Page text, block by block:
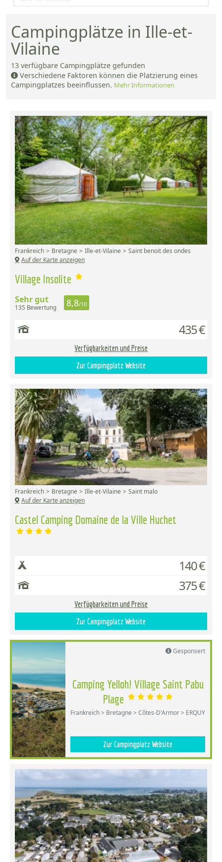
Campingplätze in Ille-et-
Vilaine
13 verfügbare Campingplätze gefunden
Verschiedene Faktoren können die Platzierung eines
Campingplatzes beeinflussen. Mehr Informationen
Village Insolite
Frankreich Bretagne Ille-et-Vilaine
Saint benoit des ondes
Auf der Karte anzeigen
Sehr gut
135 Bewertung 8,8/10
435 €
Verfügbarkeiten und Preise
Zur Campingplatz Website
Castel Camping Domaine de la Ville Huchet
Frankreich Bretagne Ille-et-Vilaine
Saint malo
Auf der Karte anzeigen
140 €
375 €
Verfügbarkeiten und Preise
Zur Campingplatz Website
Gesponsert
Camping Yelloh! Village Saint Pabu
Plage
Frankreich > Bretagne > Côtes-D'Armor > ERQUY
Zur Campingplatz Website